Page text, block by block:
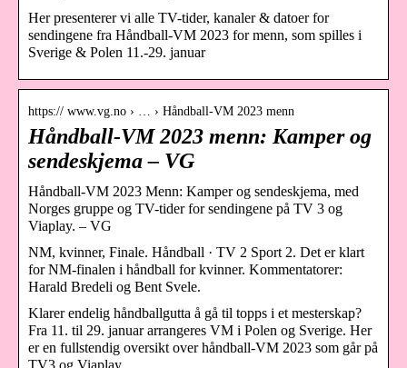
Her presenterer vi alle TV-tider, kanaler & datoer for
sendingene fra Håndball-VM 2023 for menn, som spilles i
Sverige & Polen 11.-29. januar
https:// www.vg.no › … › Håndball-VM 2023 menn
Håndball-VM 2023 menn: Kamper og
sendeskjema – VG
Håndball-VM 2023 Menn: Kamper og sendeskjema, med
Norges gruppe og TV-tider for sendingene på TV 3 og
Viaplay. – VG
NM, kvinner, Finale. Håndball · TV 2 Sport 2. Det er klart
for NM-finalen i håndball for kvinner. Kommentatorer:
Harald Bredeli og Bent Svele.
Klarer endelig håndballgutta å gå til topps i et mesterskap?
Fra 11. til 29. januar arrangeres VM i Polen og Sverige. Her
er en fullstendig oversikt over håndball-VM 2023 som går på
TV3 og Viaplay.